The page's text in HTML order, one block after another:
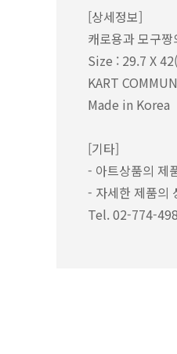
[상세정보]
캐로용과 모구
Size : 29.7 X
KART
Made in Korea
[기타]
- 아트상품의 제
- 자세한 제품의
Tel. 02-774-